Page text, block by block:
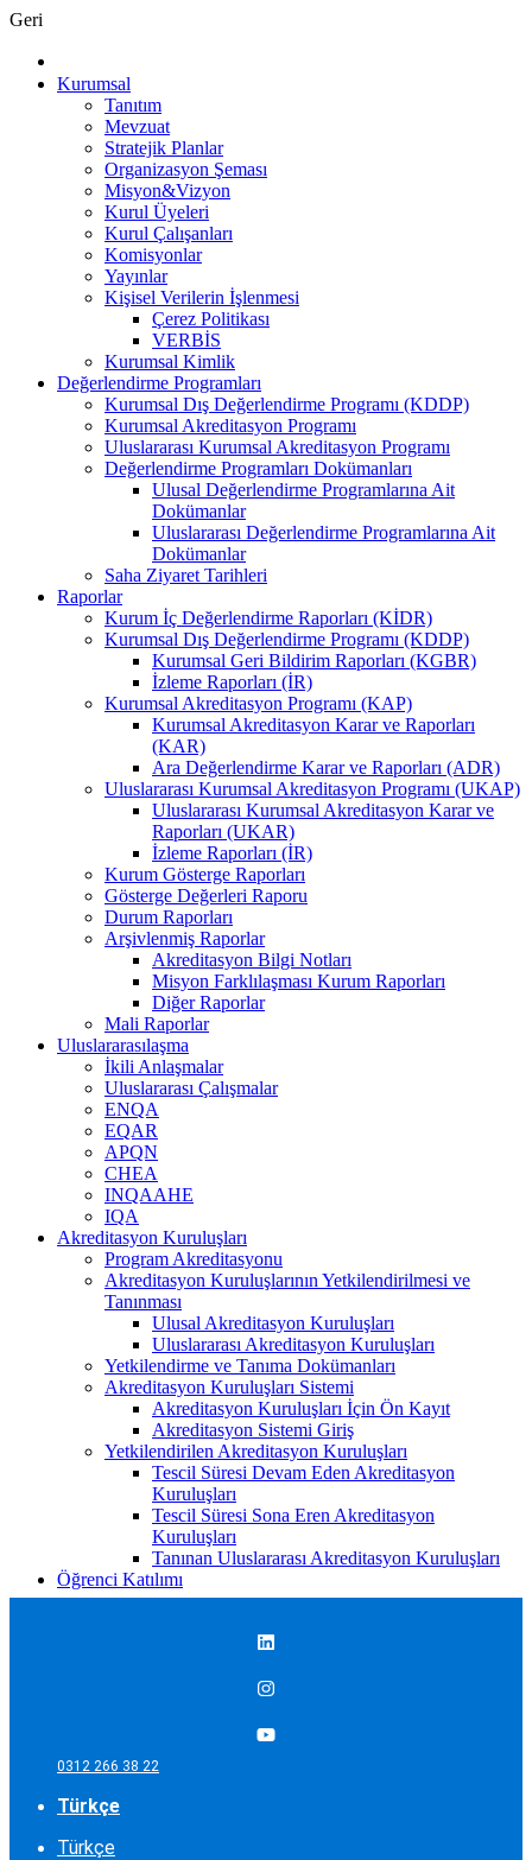
Geri
Kurumsal
Tanıtım
Mevzuat
Stratejik Planlar
Organizasyon Şeması
Misyon&Vizyon
Kurul Üyeleri
Kurul Çalışanları
Komisyonlar
Yayınlar
Kişisel Verilerin İşlenmesi
Çerez Politikası
VERBİS
Kurumsal Kimlik
Değerlendirme Programları
Kurumsal Dış Değerlendirme Programı (KDDP)
Kurumsal Akreditasyon Programı
Uluslararası Kurumsal Akreditasyon Programı
Değerlendirme Programları Dokümanları
Ulusal Değerlendirme Programlarına Ait
Dokümanlar
Uluslararası Değerlendirme Programlarına Ait
Dokümanlar
Saha Ziyaret Tarihleri
Raporlar
Kurum İç Değerlendirme Raporları (KİDR)
Kurumsal Dış Değerlendirme Programı (KDDP)
Kurumsal Geri Bildirim Raporları (KGBR)
İzleme Raporları (İR)
Kurumsal Akreditasyon Programı (KAP)
Kurumsal Akreditasyon Karar ve Raporları
(KAR)
Ara Değerlendirme Karar ve Raporları (ADR)
Uluslararası Kurumsal Akreditasyon Programı (UKAP)
Uluslararası Kurumsal Akreditasyon Karar ve
Raporları (UKAR)
İzleme Raporları (İR)
Kurum Gösterge Raporları
Gösterge Değerleri Raporu
Durum Raporları
Arşivlenmiş Raporlar
Akreditasyon Bilgi Notları
Misyon Farklılaşması Kurum Raporları
Diğer Raporlar
Mali Raporlar
Uluslararasılaşma
İkili Anlaşmalar
Uluslararası Çalışmalar
ENQA
EQAR
APQN
CHEA
INQAAHE
IQA
Akreditasyon Kuruluşları
Program Akreditasyonu
Akreditasyon Kuruluşlarının Yetkilendirilmesi ve
Tanınması
Ulusal Akreditasyon Kuruluşları
Uluslararası Akreditasyon Kuruluşları
Yetkilendirme ve Tanıma Dokümanları
Akreditasyon Kuruluşları Sistemi
Akreditasyon Kuruluşları İçin Ön Kayıt
Akreditasyon Sistemi Giriş
Yetkilendirilen Akreditasyon Kuruluşları
Tescil Süresi Devam Eden Akreditasyon
Kuruluşları
Tescil Süresi Sona Eren Akreditasyon
Kuruluşları
Tanınan Uluslararası Akreditasyon Kuruluşları
Öğrenci Katılımı
0312 266 38 22
Türkçe
Türkçe